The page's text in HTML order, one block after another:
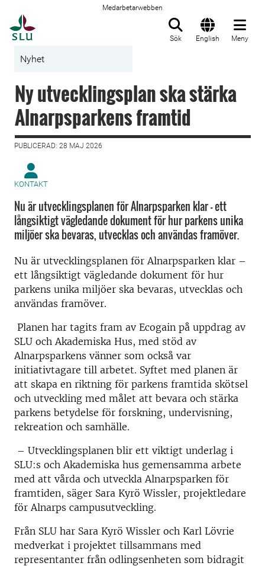
Medarbetarwebben
Sök English Meny
Nyhet
Ny utvecklingsplan ska stärka
Alnarpsparkens framtid
PUBLICERAD: 28 MAJ 2026
KONTAKT
Nu är utvecklingsplanen för Alnarpsparken klar – ett
långsiktigt vägledande dokument för hur parkens unika
miljöer ska bevaras, utvecklas och användas framöver.
Nu är utvecklingsplanen för Alnarpsparken klar –
ett långsiktigt vägledande dokument för hur
parkens unika miljöer ska bevaras, utvecklas och
användas framöver.
Planen har tagits fram av Ecogain på uppdrag av
SLU och Akademiska Hus, med stöd av
Alnarpsparkens vänner som också var
initiativtagare till arbetet. Syftet med planen är
att skapa en riktning för parkens framtida skötsel
och utveckling med målet att bevara och stärka
parkens betydelse för forskning, undervisning,
rekreation och samhälle.
– Utvecklingsplanen blir ett viktigt underlag i
SLU:s och Akademiska hus gemensamma arbete
med att vårda och utveckla Alnarpsparken för
framtiden, säger Sara Kyrö Wissler, projektledare
för Alnarps campusutveckling.
Från SLU har Sara Kyrö Wissler och Karl Lövrie
medverkat i projektet tillsammans med
representanter från odlingsenheten som bidragit